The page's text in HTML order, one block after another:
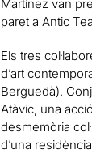
Martínez van
paret a Antic
Els tres
d’art
Berguedà).
Atàvic, una acció
desmemòria
d’una